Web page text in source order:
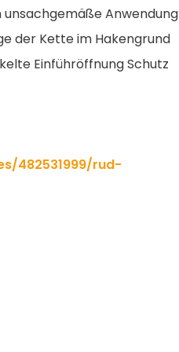
Anwendung
der Kette im Hakengrund
Einführöffnung Schutz
482531999/rud-